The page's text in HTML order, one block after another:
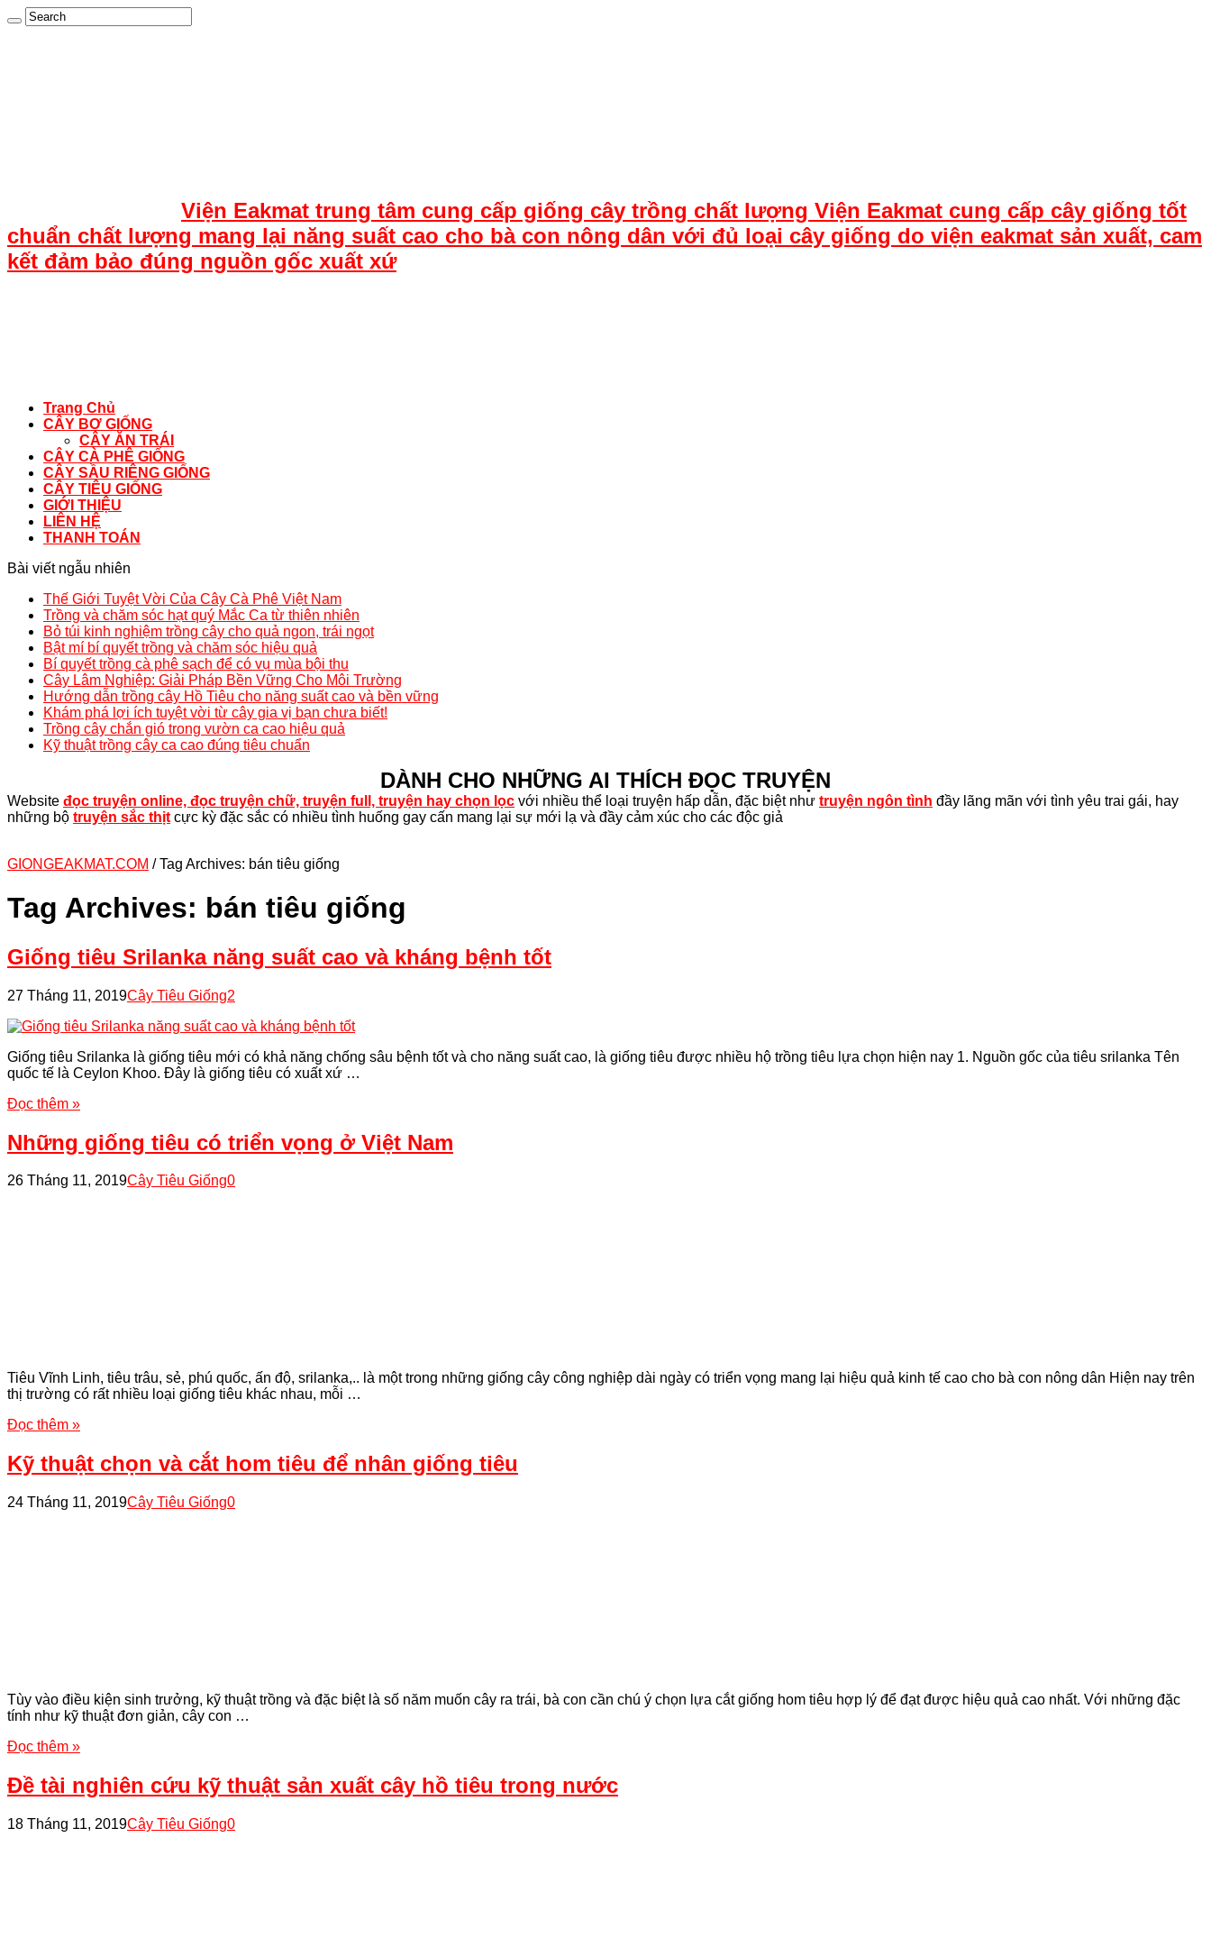
Viện Eakmat trung tâm cung cấp giống cây trồng chất lượng Viện Eakmat cung cấp cây giống tốt
chuẩn chất lượng mang lại năng suất cao cho bà con nông dân với đủ loại cây giống do viện eakmat sản xuất, cam
kết đảm bảo đúng nguồn gốc xuất xứ
Trang Chủ
CÂY BƠ GIỐNG
CÂY ĂN TRÁI
CÂY CÀ PHÊ GIỐNG
CÂY SẦU RIÊNG GIỐNG
CÂY TIÊU GIỐNG
GIỚI THIỆU
LIÊN HỆ
THANH TOÁN
Bài viết ngẫu nhiên
Thế Giới Tuyệt Vời Của Cây Cà Phê Việt Nam
Trồng và chăm sóc hạt quý Mắc Ca từ thiên nhiên
Bỏ túi kinh nghiệm trồng cây cho quả ngon, trái ngọt
Bật mí bí quyết trồng và chăm sóc hiệu quả
Bí quyết trồng cà phê sạch để có vụ mùa bội thu
Cây Lâm Nghiệp: Giải Pháp Bền Vững Cho Môi Trường
Hướng dẫn trồng cây Hồ Tiêu cho năng suất cao và bền vững
Khám phá lợi ích tuyệt vời từ cây gia vị bạn chưa biết!
Trồng cây chắn gió trong vườn ca cao hiệu quả
Kỹ thuật trồng cây ca cao đúng tiêu chuẩn
DÀNH CHO NHỮNG AI THÍCH ĐỌC TRUYỆN
Website đọc truyện online, đọc truyện chữ, truyện full, truyện hay chọn lọc với nhiều thể loại truyện hấp dẫn, đặc biệt như truyện ngôn tình đầy lãng mãn với tình yêu trai gái, hay
những bộ truyện sắc thịt cực kỳ đặc sắc có nhiều tình huống gay cấn mang lại sự mới lạ và đầy cảm xúc cho các độc giả
GIONGEAKMAT.COM / Tag Archives: bán tiêu giống
Tag Archives: bán tiêu giống
Giống tiêu Srilanka năng suất cao và kháng bệnh tốt
27 Tháng 11, 2019Cây Tiêu Giống2
Giống tiêu Srilanka là giống tiêu mới có khả năng chống sâu bệnh tốt và cho năng suất cao, là giống tiêu được nhiều hộ trồng tiêu lựa chọn hiện nay 1. Nguồn gốc của tiêu srilanka Tên
quốc tế là Ceylon Khoo. Đây là giống tiêu có xuất xứ …
Đọc thêm »
Những giống tiêu có triển vọng ở Việt Nam
26 Tháng 11, 2019Cây Tiêu Giống0
Tiêu Vĩnh Linh, tiêu trâu, sẻ, phú quốc, ấn độ, srilanka,.. là một trong những giống cây công nghiệp dài ngày có triển vọng mang lại hiệu quả kinh tế cao cho bà con nông dân Hiện nay trên
thị trường có rất nhiều loại giống tiêu khác nhau, mỗi …
Đọc thêm »
Kỹ thuật chọn và cắt hom tiêu để nhân giống tiêu
24 Tháng 11, 2019Cây Tiêu Giống0
Tùy vào điều kiện sinh trưởng, kỹ thuật trồng và đặc biệt là số năm muốn cây ra trái, bà con cần chú ý chọn lựa cắt giống hom tiêu hợp lý để đạt được hiệu quả cao nhất. Với những đặc
tính như kỹ thuật đơn giản, cây con …
Đọc thêm »
Đề tài nghiên cứu kỹ thuật sản xuất cây hồ tiêu trong nước
18 Tháng 11, 2019Cây Tiêu Giống0